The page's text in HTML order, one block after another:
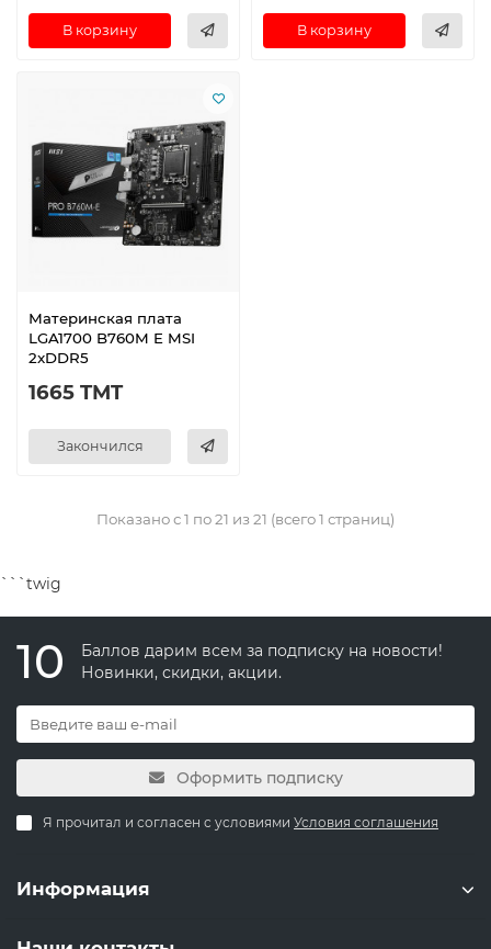
В корзину В корзину
Материнская плата
LGA1700 B760M E MSI
2xDDR5
1665 TMT
Закончился
Показано с 1 по 21 из 21 (всего 1 страниц)
```twig
10
Баллов дарим всем за подписку на новости!
Новинки, скидки, акции.
Оформить подписку
Я прочитал и согласен с условиями Условия соглашения
Информация